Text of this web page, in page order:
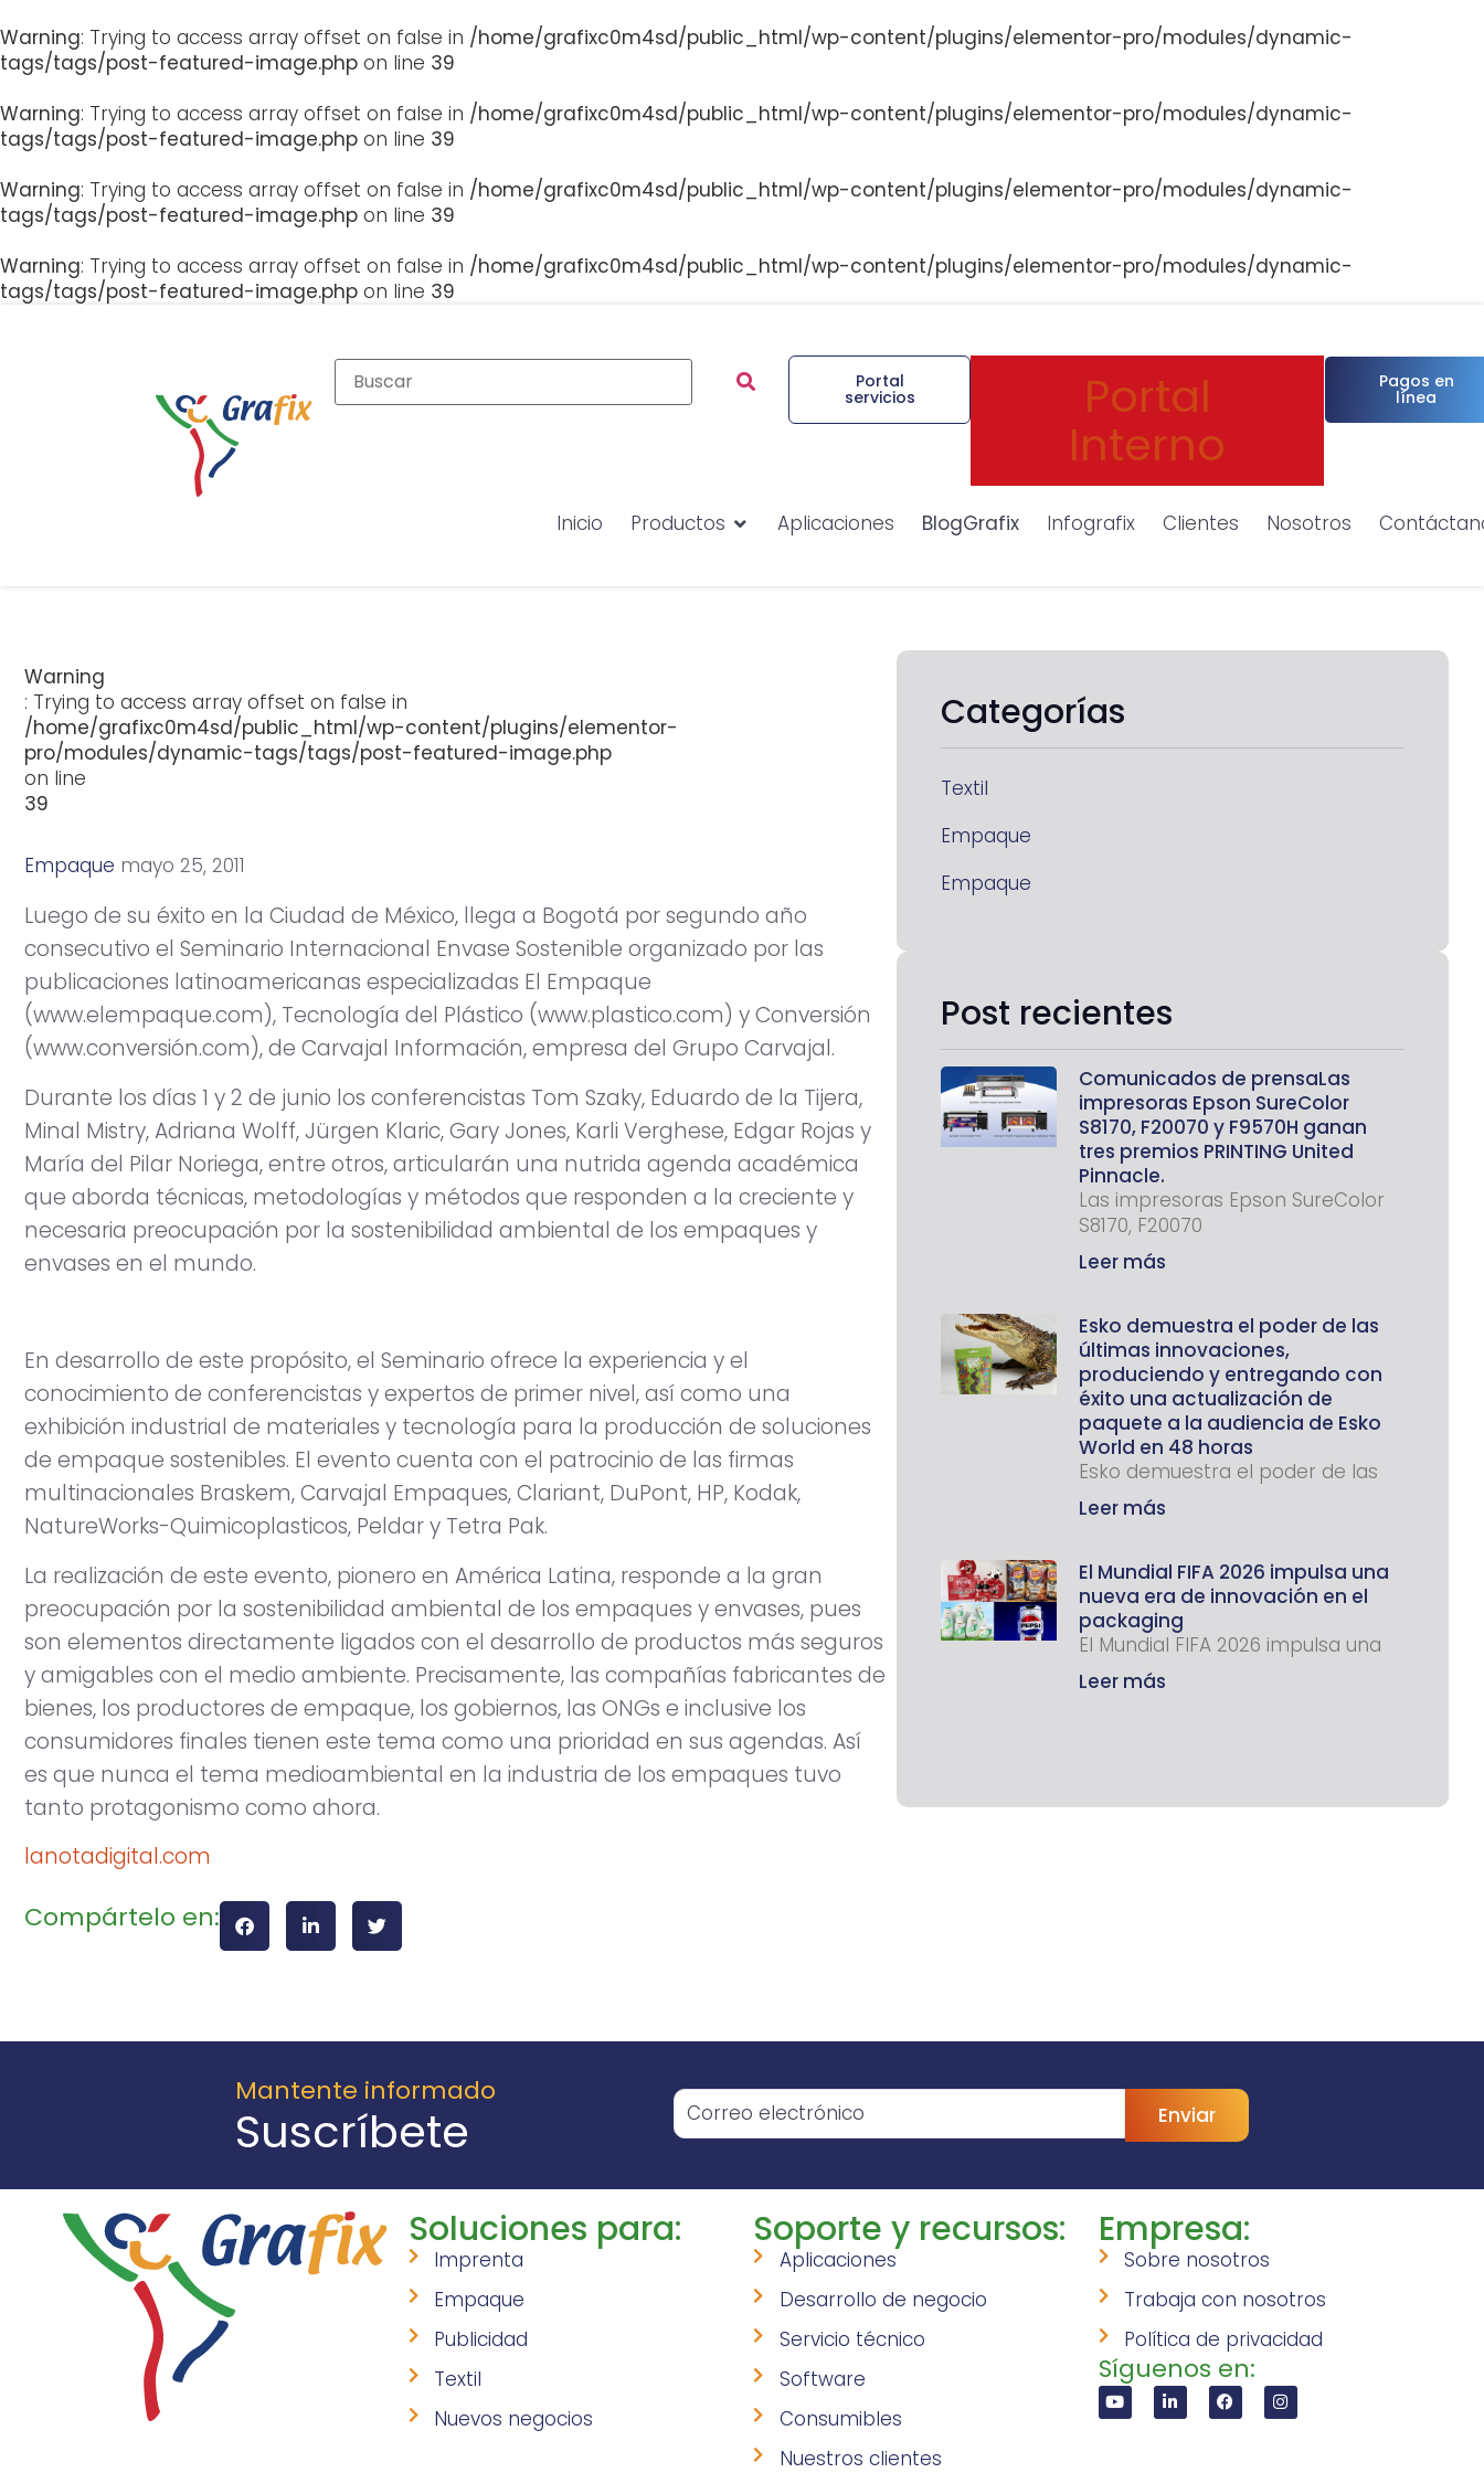
Warning: Trying to access array offset on false in /home/grafixc0m4sd/public_html/wp-content/plugins/elementor-pro/modules/dynamic-
tags/tags/post-featured-image.php on line 39
Warning: Trying to access array offset on false in /home/grafixc0m4sd/public_html/wp-content/plugins/elementor-pro/modules/dynamic-
tags/tags/post-featured-image.php on line 39
Warning: Trying to access array offset on false in /home/grafixc0m4sd/public_html/wp-content/plugins/elementor-pro/modules/dynamic-
tags/tags/post-featured-image.php on line 39
Warning: Trying to access array offset on false in /home/grafixc0m4sd/public_html/wp-content/plugins/elementor-pro/modules/dynamic-
tags/tags/post-featured-image.php on line 39
Portal
servicios Portal
Interno
Pagos en
línea
Inicio Productos Aplicaciones BlogGrafix Infografix Clientes Nosotros
Warning
: Trying to access array offset on false in
/home/grafixc0m4sd/public_html/wp-content/plugins/elementor-
pro/modules/dynamic-tags/tags/post-featured-image.php
on line
39
Empaque mayo 25, 2011
Luego de su éxito en la Ciudad de México, llega a Bogotá por segundo año
consecutivo el Seminario Internacional Envase Sostenible organizado por las
publicaciones latinoamericanas especializadas El Empaque
(www.elempaque.com), Tecnología del Plástico (www.plastico.com) y Conversión
(www.conversión.com), de Carvajal Información, empresa del Grupo Carvajal.
Durante los días 1 y 2 de junio los conferencistas Tom Szaky, Eduardo de la Tijera,
Minal Mistry, Adriana Wolff, Jürgen Klaric, Gary Jones, Karli Verghese, Edgar Rojas y
María del Pilar Noriega, entre otros, articularán una nutrida agenda académica
que aborda técnicas, metodologías y métodos que responden a la creciente y
necesaria preocupación por la sostenibilidad ambiental de los empaques y
envases en el mundo.
En desarrollo de este propósito, el Seminario ofrece la experiencia y el
conocimiento de conferencistas y expertos de primer nivel, así como una
exhibición industrial de materiales y tecnología para la producción de soluciones
de empaque sostenibles. El evento cuenta con el patrocinio de las firmas
multinacionales Braskem, Carvajal Empaques, Clariant, DuPont, HP, Kodak,
NatureWorks-Quimicoplasticos, Peldar y Tetra Pak.
La realización de este evento, pionero en América Latina, responde a la gran
preocupación por la sostenibilidad ambiental de los empaques y envases, pues
son elementos directamente ligados con el desarrollo de productos más seguros
y amigables con el medio ambiente. Precisamente, las compañías fabricantes de
bienes, los productores de empaque, los gobiernos, las ONGs e inclusive los
consumidores finales tienen este tema como una prioridad en sus agendas. Así
es que nunca el tema medioambiental en la industria de los empaques tuvo
tanto protagonismo como ahora.
lanotadigital.com
Compártelo en:
Categorías
Textil
Empaque
Empaque
Post recientes
Comunicados de prensaLas
impresoras Epson SureColor
S8170, F20070 y F9570H ganan
tres premios PRINTING United
Pinnacle.
Las impresoras Epson SureColor
S8170, F20070
Leer más
Esko demuestra el poder de las
últimas innovaciones,
produciendo y entregando con
éxito una actualización de
paquete a la audiencia de Esko
World en 48 horas
Esko demuestra el poder de las
Leer más
El Mundial FIFA 2026 impulsa una
nueva era de innovación en el
packaging
El Mundial FIFA 2026 impulsa una
Leer más
Mantente informado
Suscríbete Enviar
Soluciones para:
Imprenta
Empaque
Publicidad
Textil
Nuevos negocios
Soporte y recursos:
Aplicaciones
Desarrollo de negocio
Servicio técnico
Software
Consumibles
Nuestros clientes
Empresa:
Sobre nosotros
Trabaja con nosotros
Política de privacidad
Síguenos en: